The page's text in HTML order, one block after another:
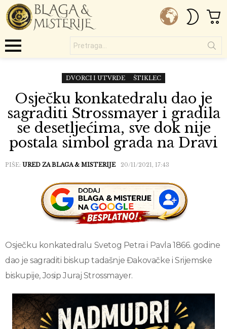
SKIN
DVORCI I UTVRDE ŠTIKLEC
Osječku konkatedralu dao je
sagraditi Strossmayer i gradila
se desetljećima, sve dok nije
postala simbol grada na Dravi
PIŠE: URED ZA BLAGA & MISTERIJE 20/11/2021, 17:43
Osječku konkatedralu Svetog Petra i Pavla 1866. godine
dao je sagraditi biskup tadašnje Đakovačke i Srijemske
biskupije, Josip Juraj Strossmayer.